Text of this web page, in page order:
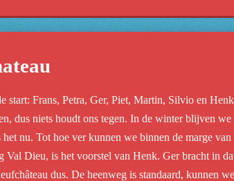
start: Frans, Petra, Ger, Piet, Martin, Silvio en
dus niets houdt ons tegen. In de winter blijven
nu. Tot hoe ver kunnen we binnen de marge
Val Dieu, is het voorstel van Henk. Ger bracht in
dus. De heenweg is standaard, kunnen